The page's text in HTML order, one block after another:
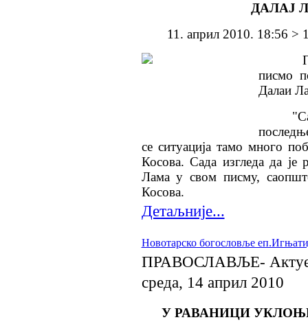
ДАЛАЈ
11. април 2010. 18:56 >
писмо
Далаи
"Са
се ситуација тамо много
Косова. Сада изгледа да је
Лама у свом писму,
Косова.
Детаљније...
Новотарско богословље
ПРАВОСЛАВЉЕ-
среда, 14 април 2010
У РАВАНИЦИ